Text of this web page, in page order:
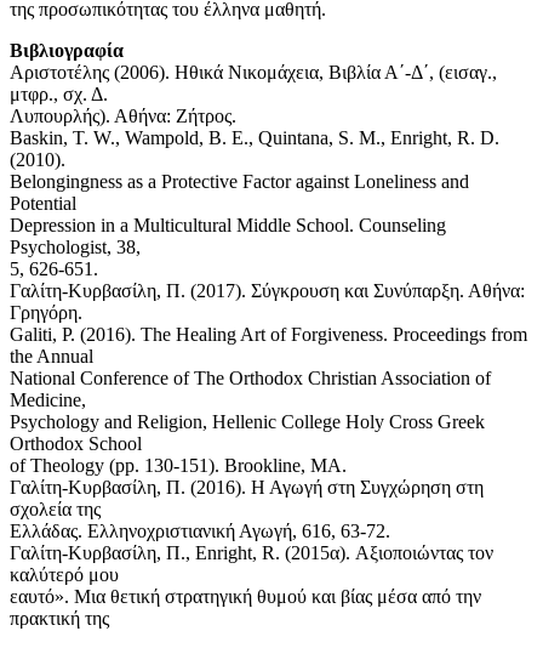
της προσωπικότητας του έλληνα μαθητή.
Βιβλιογραφία
Αριστοτέλης (2006). Ηθικά Νικομάχεια, Βιβλία Α΄-Δ΄, (εισαγ.,
μτφρ., σχ. Δ.
Λυπουρλής). Αθήνα: Ζήτρος.
Baskin, T. W., Wampold, B. E., Quintana, S. M., Enright, R. D.
(2010).
Belongingness as a Protective Factor against Loneliness and
Potential
Depression in a Multicultural Middle School. Counseling
Psychologist, 38,
5, 626-651.
Γαλίτη-Κυρβασίλη, Π. (2017). Σύγκρουση και Συνύπαρξη. Αθήνα:
Γρηγόρη.
Galiti, P. (2016). The Healing Art of Forgiveness. Proceedings from
the Annual
National Conference of The Orthodox Christian Association of
Medicine,
Psychology and Religion, Hellenic College Holy Cross Greek
Orthodox School
of Theology (pp. 130-151). Brookline, MA.
Γαλίτη-Κυρβασίλη, Π. (2016). Η Αγωγή στη Συγχώρηση στη
σχολεία της
Ελλάδας. Ελληνοχριστιανική Αγωγή, 616, 63-72.
Γαλίτη-Κυρβασίλη, Π., Enright, R. (2015α). Αξιοποιώντας τον
καλύτερό μου
εαυτό». Μια θετική στρατηγική θυμού και βίας μέσα από την
πρακτική της